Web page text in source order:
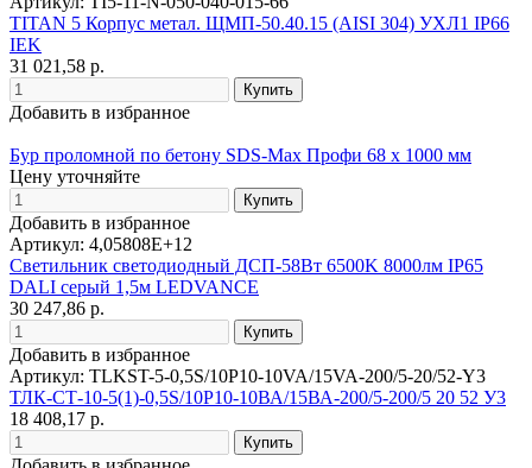
TITAN 5 Корпус метал. ЩМП-50.40.15 (AISI 304) УХЛ1 IP66
IEK
31 021,58 р.
Добавить в избранное
Бур проломной по бетону SDS-Maх Профи 68 х 1000 мм
Цену уточняйте
Добавить в избранное
Артикул: 4,05808E+12
Светильник светодиодный ДСП-58Вт 6500K 8000лм IP65
DALI серый 1,5м LEDVANCE
30 247,86 р.
Добавить в избранное
Артикул: TLKST-5-0,5S/10P10-10VA/15VA-200/5-20/52-Y3
ТЛК-СТ-10-5(1)-0,5S/10P10-10ВА/15ВА-200/5-200/5 20 52 У3
18 408,17 р.